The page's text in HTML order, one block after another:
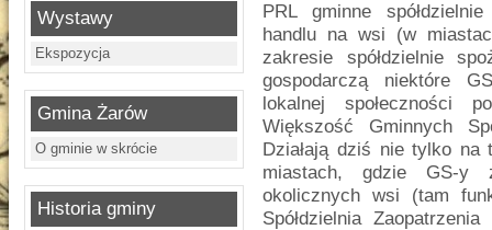
Wystawy
Ekspozycja
Gmina Żarów
O gminie w skrócie
Historia gminy
PRL gminne
handlu na wsi (w
zakresie spółdzielnie
gospodarczą niektóre
lokalnej społeczności
Większość Gminnych
Działają dziś nie tylko na
miastach, gdzie GS-y
okolicznych wsi (tam
Spółdzielnia